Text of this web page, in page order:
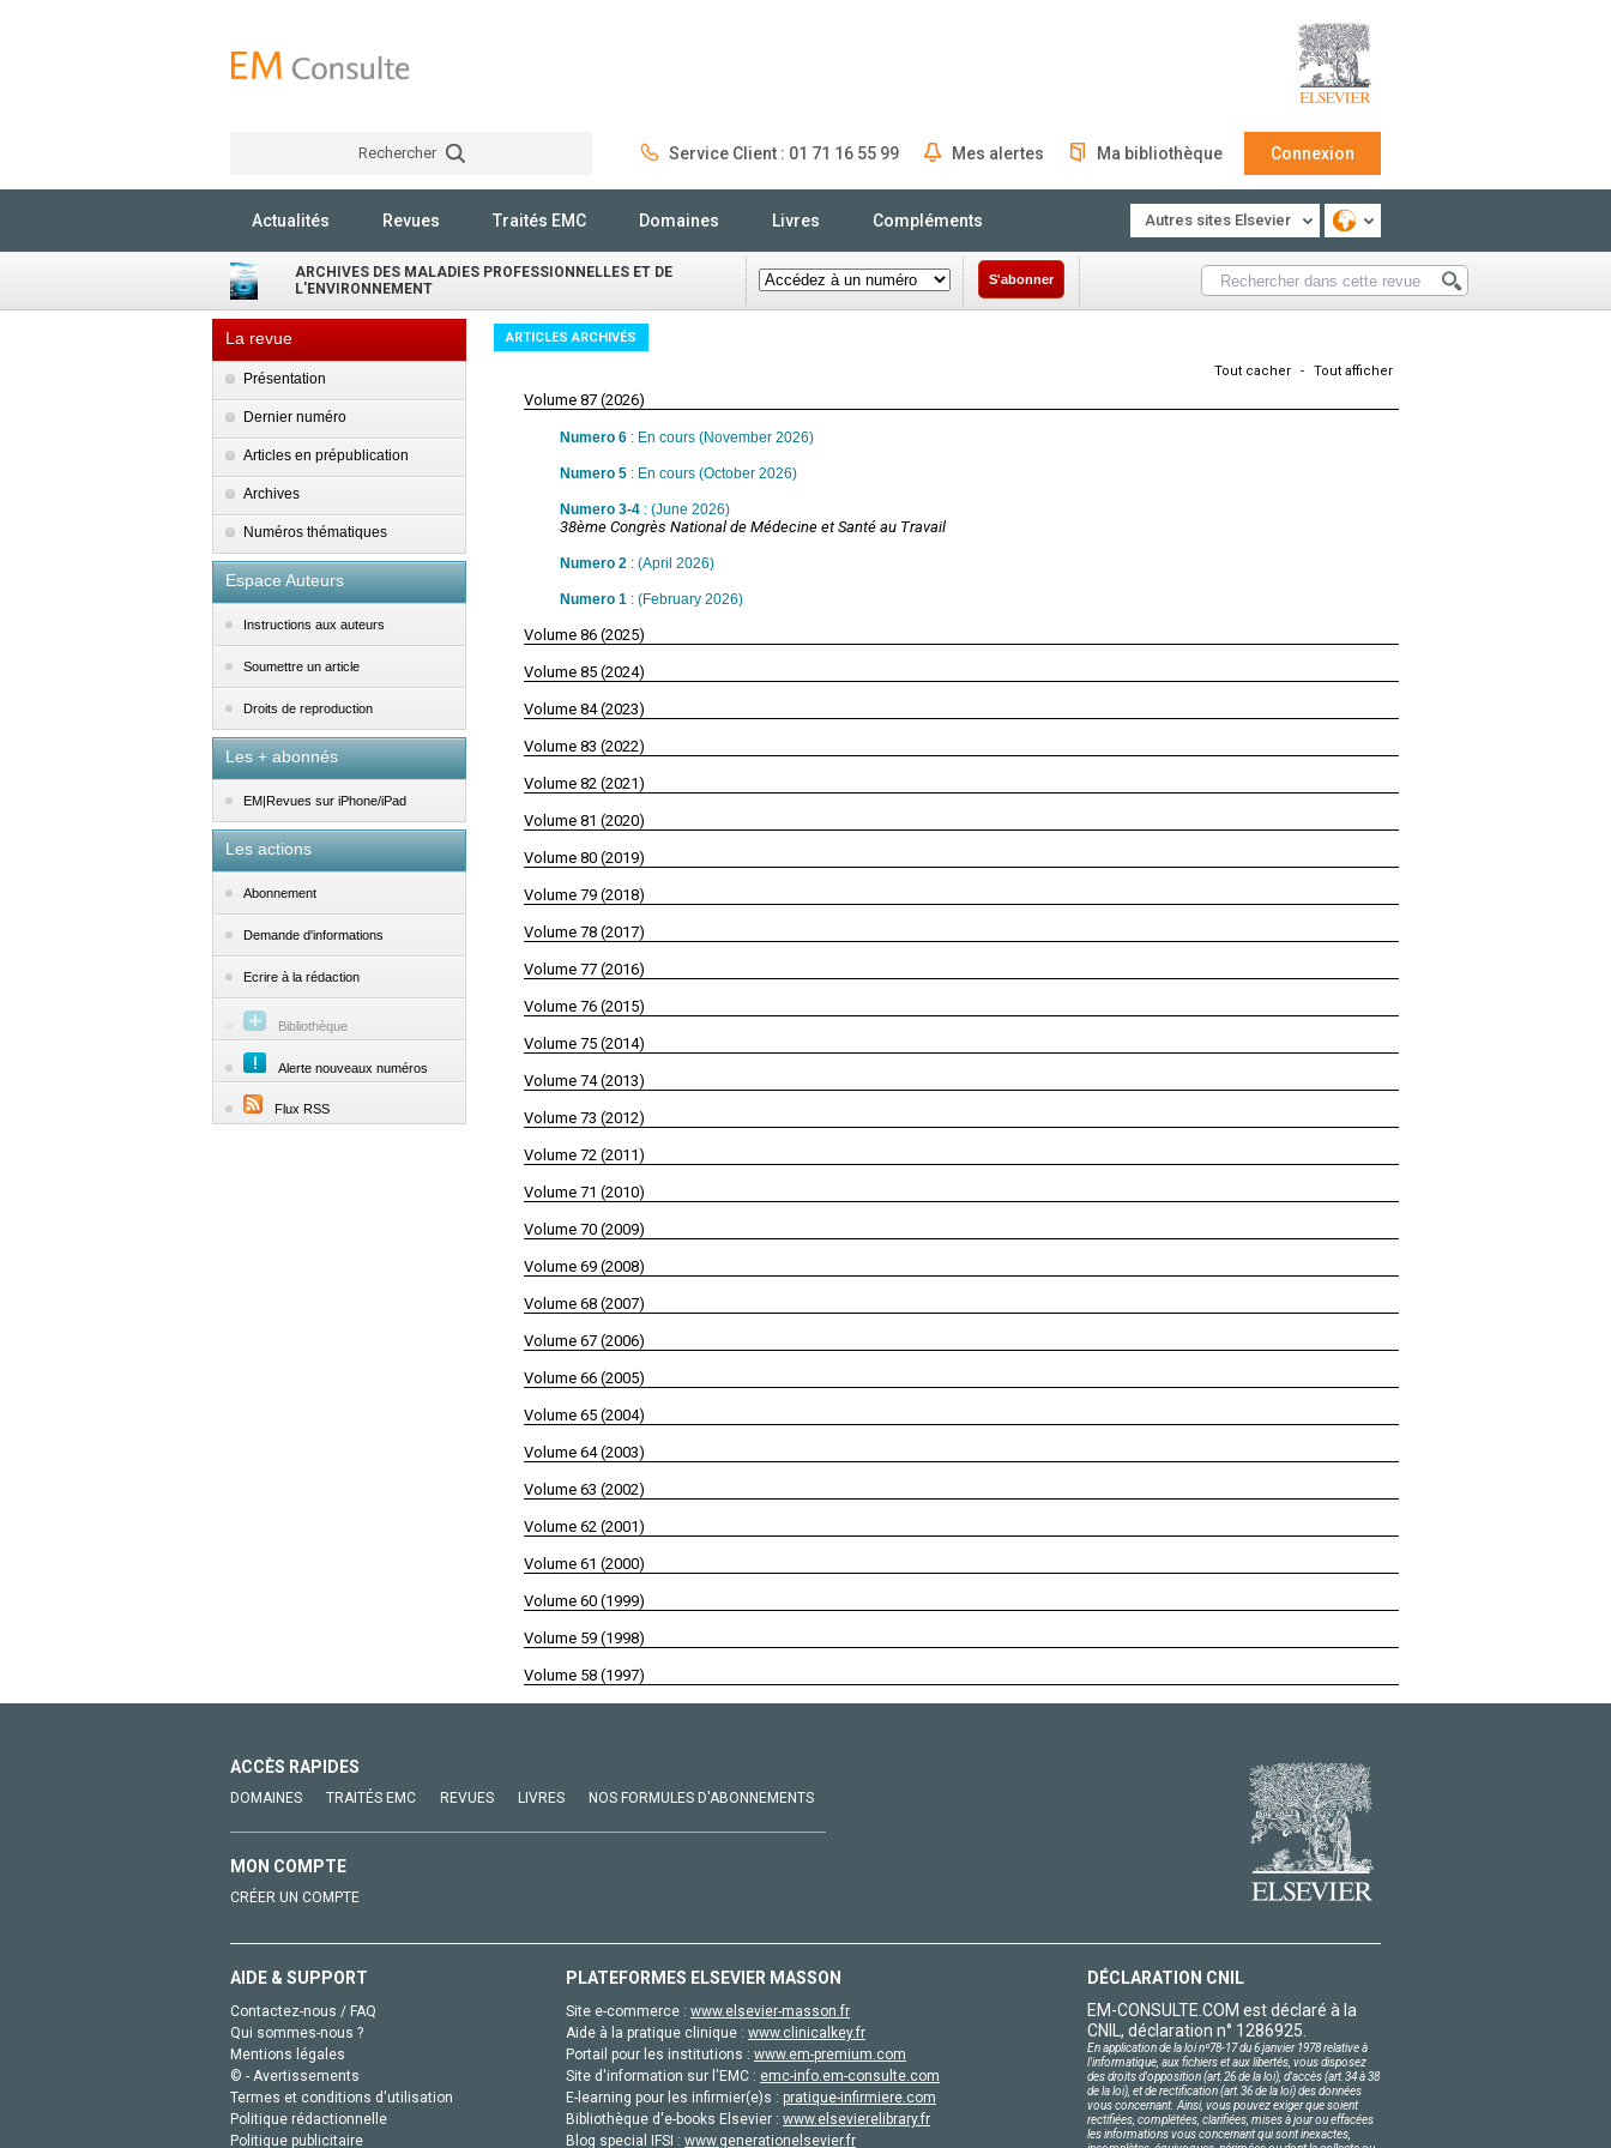
Rechercher Service Client : 01 71 16 55 99 Mes alertes Ma bibliothèque Connexion
Actualités Revues Traités EMC Domaines Livres Compléments Autres sites Elsevier
ARCHIVES DES MALADIES PROFESSIONNELLES ET DE
L'ENVIRONNEMENT
S'abonner
La revue
Présentation
Dernier numéro
Articles en prépublication
Archives
Numéros thématiques
Espace Auteurs
Instructions aux auteurs
Soumettre un article
Droits de reproduction
Les + abonnés
EM|Revues sur iPhone/iPad
Les actions
Abonnement
Demande d'informations
Ecrire à la rédaction
Bibliothèque
Alerte nouveaux numéros
Flux RSS
ARTICLES ARCHIVÉS
Tout cacher - Tout afficher
Volume 87 (2026)
Numero 6 : En cours (November 2026)
Numero 5 : En cours (October 2026)
Numero 3-4 : (June 2026)
38ème Congrès National de Médecine et Santé au Travail
Numero 2 : (April 2026)
Numero 1 : (February 2026)
Volume 86 (2025)
Volume 85 (2024)
Volume 84 (2023)
Volume 83 (2022)
Volume 82 (2021)
Volume 81 (2020)
Volume 80 (2019)
Volume 79 (2018)
Volume 78 (2017)
Volume 77 (2016)
Volume 76 (2015)
Volume 75 (2014)
Volume 74 (2013)
Volume 73 (2012)
Volume 72 (2011)
Volume 71 (2010)
Volume 70 (2009)
Volume 69 (2008)
Volume 68 (2007)
Volume 67 (2006)
Volume 66 (2005)
Volume 65 (2004)
Volume 64 (2003)
Volume 63 (2002)
Volume 62 (2001)
Volume 61 (2000)
Volume 60 (1999)
Volume 59 (1998)
Volume 58 (1997)
ACCÈS RAPIDES
DOMAINES TRAITÉS EMC REVUES LIVRES NOS FORMULES D'ABONNEMENTS
MON COMPTE
CRÉER UN COMPTE
AIDE & SUPPORT
Contactez-nous / FAQ
Qui sommes-nous ?
Mentions légales
© - Avertissements
Termes et conditions d'utilisation
Politique rédactionnelle
Politique publicitaire
PLATEFORMES ELSEVIER MASSON
Site e-commerce : www.elsevier-masson.fr
Aide à la pratique clinique : www.clinicalkey.fr
Portail pour les institutions : www.em-premium.com
Site d'information sur l'EMC : emc-info.em-consulte.com
E-learning pour les infirmier(e)s : pratique-infirmiere.com
Bibliothèque d'e-books Elsevier : www.elsevierelibrary.fr
Blog special IFSI : www.generationelsevier.fr
DÉCLARATION CNIL
EM-CONSULTE.COM est déclaré à la
CNIL, déclaration n° 1286925.
En application de la loi nº78-17 du 6 janvier 1978 relative à
l'informatique, aux fichiers et aux libertés, vous disposez
des droits d'opposition (art.26 de la loi), d'accès (art.34 à 38
de la loi), et de rectification (art.36 de la loi) des données
vous concernant. Ainsi, vous pouvez exiger que soient
rectifiées, complétées, clarifiées, mises à jour ou effacées
les informations vous concernant qui sont inexactes,